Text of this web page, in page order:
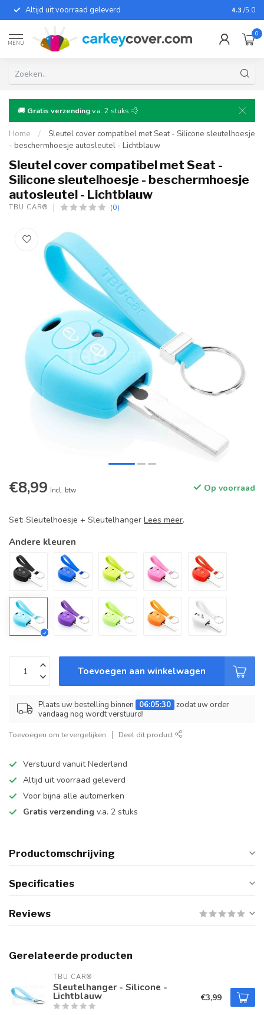
Altijd uit voorraad geleverd Voor
4.3 /5.0
MENU
0
🚚 Gratis verzendingv.a. 2 stuks 💨
Home /
Sleutel cover compatibel met Seat - Silicone sleutelhoesje
- beschermhoesje autosleutel - Lichtblauw
Sleutel cover compatibel met Seat -
Silicone sleutelhoesje - beschermhoesje
autosleutel - Lichtblauw
TBU CAR® (0)
€8,99 Incl. btw Op voorraad
Set: Sleutelhoesje + Sleutelhanger Lees meer.
Andere kleuren
Toevoegen aan winkelwagen
Plaats uw bestelling binnen 06:05:30 zodat uw order
vandaag nog wordt verstuurd!
Toevoegen om te vergelijken Deel dit product
Verstuurd vanuit Nederland
Altijd uit voorraad geleverd
Voor bijna alle automerken
Gratis verzending v.a. 2 stuks
Productomschrijving
Specificaties
Reviews
Gerelateerde producten
TBU CAR®
Sleutelhanger - Silicone -
Lichtblauw €3,99